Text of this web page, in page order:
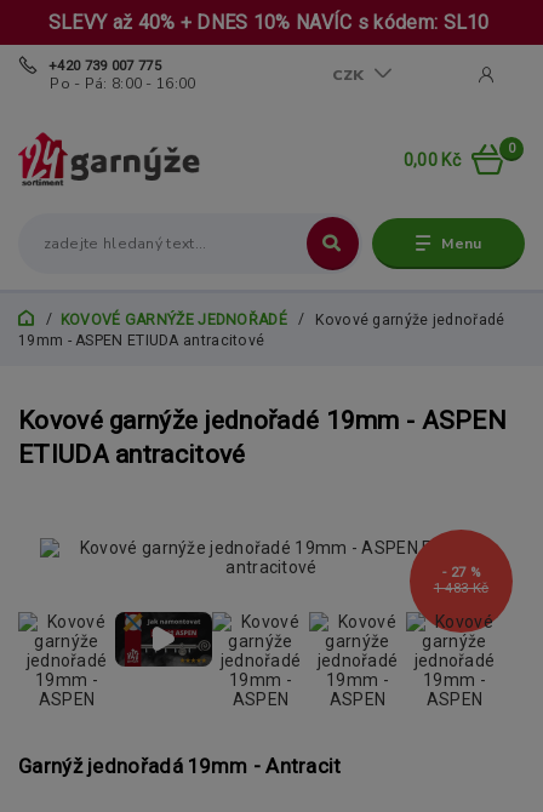
SLEVY až 40% + DNES 10% NAVÍC s kódem: SL10
Menu
CZK
+420 739 007 775
Po - Pá: 8:00 - 16:00
0
0,00 Kč
KOVOVÉ GARNÝŽE JEDNOŘADÉ
Kovové garnýže jednořadé
19mm - ASPEN ETIUDA antracitové
Kovové garnýže jednořadé 19mm - ASPEN
ETIUDA antracitové
1 483 Kč
- 27 %
Garnýž jednořadá 19mm - Antracit